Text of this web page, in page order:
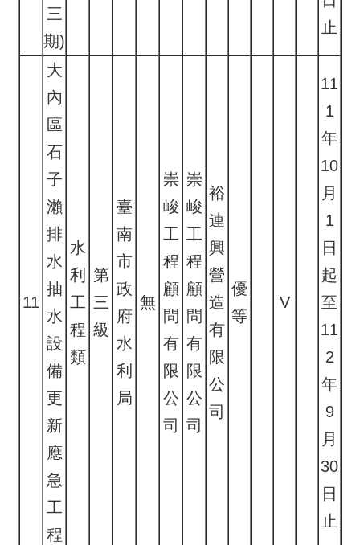
三
期)
止
11
大
內
區
石
子
瀨
排
水
抽
水
設
備
更
新
應
急
工
程
水
利
工
程
類
第
三
級
臺
南
市
政
府
水
利
局
無
崇
峻
工
程
顧
問
有
限
公
司
崇
峻
工
程
顧
問
有
限
公
司
裕
連
興
營
造
有
限
公
司
優
等
V
11
1
年
10
月
1
日
起
至
11
2
年
9
月
30
日
止